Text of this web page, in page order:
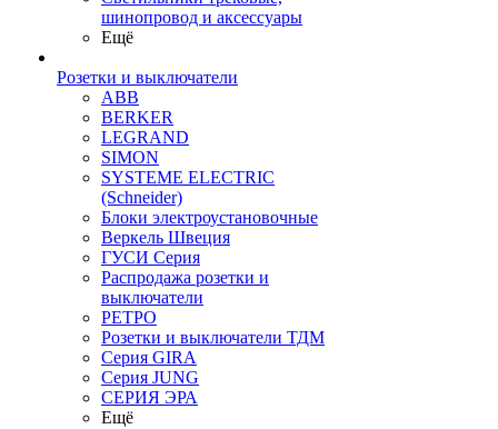
шинопровод и аксессуары
Ещё
Розетки и выключатели
ABB
BERKER
LEGRAND
SIMON
SYSTEME ELECTRIC
(Schneider)
Блоки электроустановочные
Веркель Швеция
ГУСИ Серия
Распродажа розетки и
выключатели
РЕТРО
Розетки и выключатели ТДМ
Серия GIRA
Серия JUNG
СЕРИЯ ЭРА
Ещё